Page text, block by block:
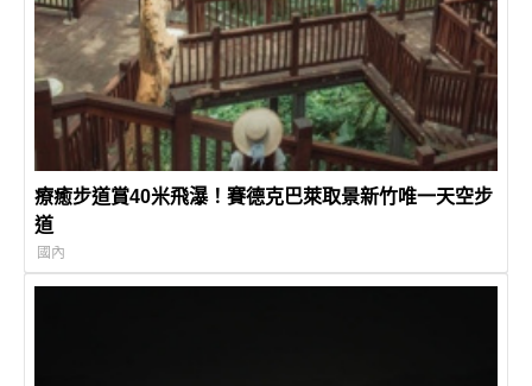
療癒步道賞40米飛瀑！賽德克巴萊取景新竹唯一天空步
道
國內